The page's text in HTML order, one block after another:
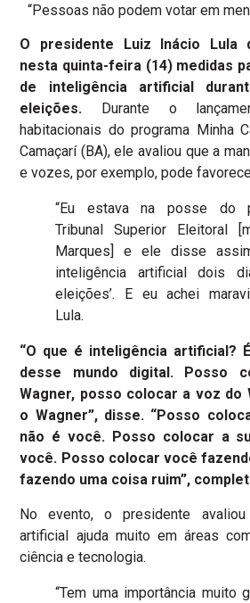
“Pessoas não podem votar em
O presidente Luiz Inácio Lula
nesta quinta-feira (14) medidas
de inteligência artificial
eleições. Durante o
habitacionais do programa Minha
Camaçarí (BA), ele avaliou que a
e vozes, por exemplo, pode
“Eu estava na posse do
Tribunal Superior Eleitoral
Marques] e ele disse
inteligência artificial dois
eleições’. E eu achei
Lula.
“O que é inteligência artificial?
desse mundo digital. Posso
Wagner, posso colocar a voz do
o Wagner”, disse. “Posso
não é você. Posso colocar a
você. Posso colocar você
fazendo uma coisa ruim”,
No evento, o presidente
artificial ajuda muito em áreas
ciência e tecnologia.
“Tem uma importância muito